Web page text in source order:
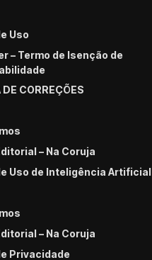
Uso
– Termo de Isenção de
CORREÇÕES
– Na Coruja
Uso de Inteligência Artificial
– Na Coruja
Privacidade